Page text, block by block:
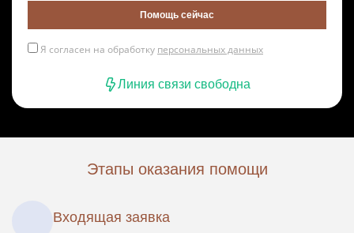
Помощь сейчас
Я согласен на обработку персональных данных
Линия связи свободна
Этапы оказания помощи
Входящая заявка